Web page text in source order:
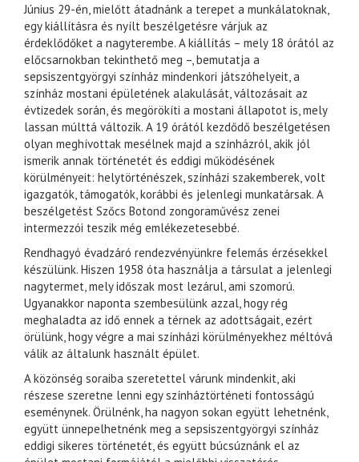
Június 29-én, mielőtt átadnánk a terepet a munkálatoknak,
egy kiállításra és nyílt beszélgetésre várjuk az
érdeklődőket a nagyterembe. A kiállítás – mely 18 órától az
előcsarnokban tekinthető meg –, bemutatja a
sepsiszentgyörgyi színház mindenkori játszóhelyeit, a
színház mostani épületének alakulását, változásait az
évtizedek során, és megörökíti a mostani állapotot is, mely
lassan múlttá változik. A 19 órától kezdődő beszélgetésen
olyan meghívottak mesélnek majd a színházról, akik jól
ismerik annak történetét és eddigi működésének
körülményeit: helytörténészek, színházi szakemberek, volt
igazgatók, támogatók, korábbi és jelenlegi munkatársak. A
beszélgetést Szőcs Botond zongoraművész zenei
intermezzói teszik még emlékezetesebbé.
Rendhagyó évadzáró rendezvényünkre felemás érzésekkel
készülünk. Hiszen 1958 óta használja a társulat a jelenlegi
nagytermet, mely időszak most lezárul, ami szomorú.
Ugyanakkor naponta szembesülünk azzal, hogy rég
meghaladta az idő ennek a térnek az adottságait, ezért
örülünk, hogy végre a mai színházi körülményekhez méltóvá
válik az általunk használt épület.
A közönség soraiba szeretettel várunk mindenkit, aki
részese szeretne lenni egy színháztörténeti fontosságú
eseménynek. Örülnénk, ha nagyon sokan együtt lehetnénk,
együtt ünnepelhetnénk meg a sepsiszentgyörgyi színház
eddigi sikeres történetét, és együtt búcsúznánk el az